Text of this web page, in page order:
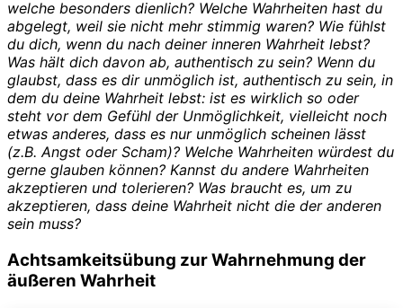
welche besonders dienlich? Welche Wahrheiten hast du
abgelegt, weil sie nicht mehr stimmig waren? Wie fühlst
du dich, wenn du nach deiner inneren Wahrheit lebst?
Was hält dich davon ab, authentisch zu sein? Wenn du
glaubst, dass es dir unmöglich ist, authentisch zu sein, in
dem du deine Wahrheit lebst: ist es wirklich so oder
steht vor dem Gefühl der Unmöglichkeit, vielleicht noch
etwas anderes, dass es nur unmöglich scheinen lässt
(z.B. Angst oder Scham)? Welche Wahrheiten würdest du
gerne glauben können? Kannst du andere Wahrheiten
akzeptieren und tolerieren? Was braucht es, um zu
akzeptieren, dass deine Wahrheit nicht die der anderen
sein muss?
Achtsamkeitsübung zur Wahrnehmung der
äußeren Wahrheit